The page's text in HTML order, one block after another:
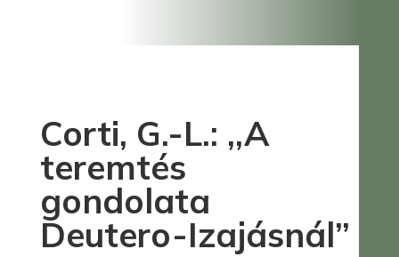
Corti, G.-L.: ,,A
teremtés
gondolata
Deutero-Izajásnál”